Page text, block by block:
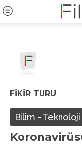
FIKIR TURU
Bilim - Teknoloji